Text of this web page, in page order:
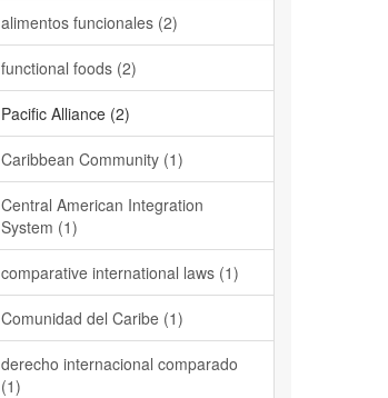
alimentos funcionales (2)
functional foods (2)
Pacific Alliance (2)
Caribbean Community (1)
Central American Integration
System (1)
comparative international laws (1)
Comunidad del Caribe (1)
derecho internacional comparado
(1)